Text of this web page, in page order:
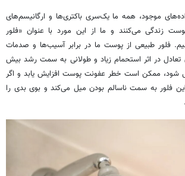
موجود، همه ما یک‌سری باکتری‌ها و ارگانیسم‌های
زندگی می‌کنند و ما از این مورد با عنوان «فلور
فلور طبیعی از پوست ما در برابر آسیب‌ها و صدمات
در اثر استحمام زیاد و طولانی به سمت رشد بیش
شود، ممکن است خطر عفونت پوست افزایش یابد و اگر
فلور به سمت ناسالم بودن میل می‌کند و بوی بدی را